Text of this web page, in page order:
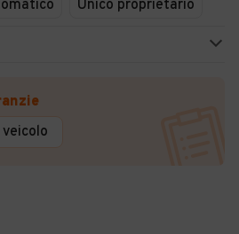
Unico proprietario